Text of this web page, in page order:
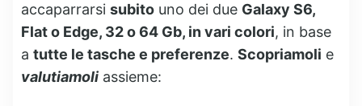
accaparrarsi subito uno dei due Galaxy S6,
Flat o Edge, 32 o 64 Gb, in vari colori, in base
a tutte le tasche e preferenze. Scopriamoli e
valutiamoli assieme: